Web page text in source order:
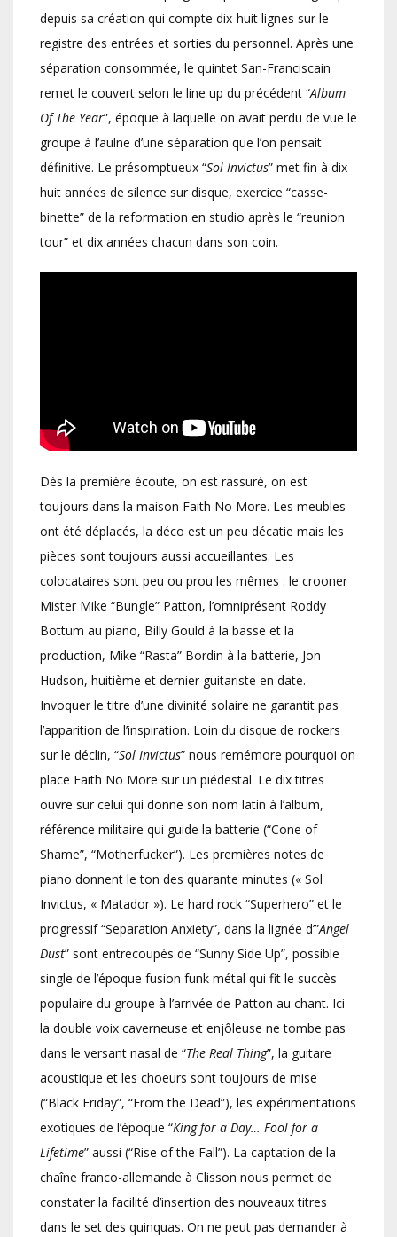
depuis sa création qui compte dix-huit lignes sur le
registre des entrées et sorties du personnel. Après une
séparation consommée, le quintet San-Franciscain
remet le couvert selon le line up du précédent “Album
Of The Year”, époque à laquelle on avait perdu de vue le
groupe à l’aulne d’une séparation que l’on pensait
définitive. Le présomptueux “Sol Invictus” met fin à dix-
huit années de silence sur disque, exercice “casse-
binette” de la reformation en studio après le “reunion
tour” et dix années chacun dans son coin.
Dès la première écoute, on est rassuré, on est
toujours dans la maison Faith No More. Les meubles
ont été déplacés, la déco est un peu décatie mais les
pièces sont toujours aussi accueillantes. Les
colocataires sont peu ou prou les mêmes : le crooner
Mister Mike “Bungle” Patton, l’omniprésent Roddy
Bottum au piano, Billy Gould à la basse et la
production, Mike “Rasta” Bordin à la batterie, Jon
Hudson, huitième et dernier guitariste en date.
Invoquer le titre d’une divinité solaire ne garantit pas
l’apparition de l’inspiration. Loin du disque de rockers
sur le déclin, “Sol Invictus” nous remémore pourquoi on
place Faith No More sur un piédestal. Le dix titres
ouvre sur celui qui donne son nom latin à l’album,
référence militaire qui guide la batterie (“Cone of
Shame”, “Motherfucker”). Les premières notes de
piano donnent le ton des quarante minutes (« Sol
Invictus, « Matador »). Le hard rock “Superhero” et le
progressif “Separation Anxiety”, dans la lignée d’”Angel
Dust” sont entrecoupés de “Sunny Side Up”, possible
single de l’époque fusion funk métal qui fit le succès
populaire du groupe à l’arrivée de Patton au chant. Ici
la double voix caverneuse et enjôleuse ne tombe pas
dans le versant nasal de “The Real Thing”, la guitare
acoustique et les choeurs sont toujours de mise
(“Black Friday”, “From the Dead”), les expérimentations
exotiques de l’époque “King for a Day… Fool for a
Lifetime” aussi (“Rise of the Fall”). La captation de la
chaîne franco-allemande à Clisson nous permet de
constater la facilité d’insertion des nouveaux titres
dans le set des quinquas. On ne peut pas demander à